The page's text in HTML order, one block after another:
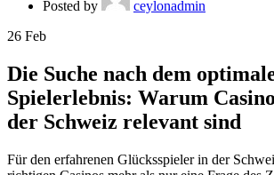
Posted by
ceylonadmin
26 Feb
Die Suche nach dem
Spielerlebnis: Warum
der Schweiz relevant sind
Für den erfahrenen Glücksspieler in der